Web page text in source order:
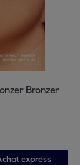
Bronzer
express